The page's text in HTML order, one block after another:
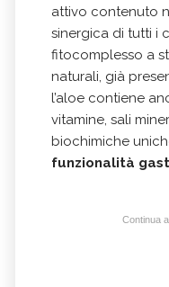
attivo contenuto
sinergica di tutti i
fitocomplesso a
naturali, già
l’aloe contiene
vitamine, sali
biochimiche
funzionalità
Continua